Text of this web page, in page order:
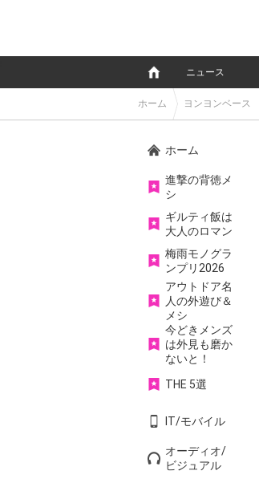
ニュース
ホーム ヨンヨンベース
ホーム
進撃の背徳メ
シ
ギルティ飯は
大人のロマン
梅雨モノグラ
ンプリ2026
アウトドア名
人の外遊び＆
メシ
今どきメンズ
は外見も磨か
ないと！
THE 5選
IT/モバイル
オーディオ/
ビジュアル